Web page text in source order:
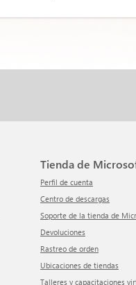
Tienda de
Perfil de cuenta
Centro de descargas
Soporte de la tienda de
Devoluciones
Rastreo de orden
Ubicaciones de tiendas
Talleres y capacitaciones